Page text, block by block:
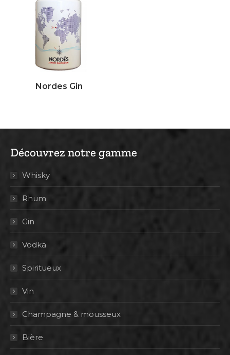
Nordes Gin
Découvrez notre gamme
Whisky
Rhum
Gin
Vodka
Spiritueux
Vin
Champagne & mousseux
Bière